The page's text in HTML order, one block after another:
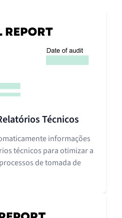
Técnicos
informações
técnicos para otimizar a
de tomada de